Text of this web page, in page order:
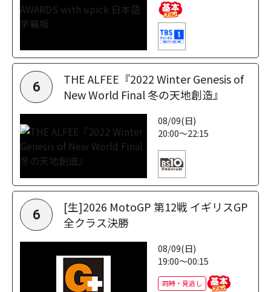
6
THE ALFEE『2022 Winter Genesis of
New World Final 冬の天地創造』
08/09(日)
20:00～22:15
6
[生]2026 MotoGP 第12戦 イギリスGP
全クラス決勝
08/09(日)
19:00～00:15
同時・見逃し